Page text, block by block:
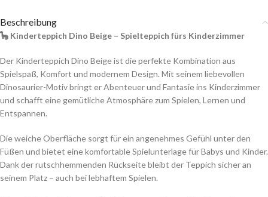
Beschreibung
🦕 Kinderteppich Dino Beige – Spielteppich fürs Kinderzimmer
Der Kinderteppich Dino Beige ist die perfekte Kombination aus
Spielspaß, Komfort und modernem Design. Mit seinem liebevollen
Dinosaurier-Motiv bringt er Abenteuer und Fantasie ins Kinderzimmer
und schafft eine gemütliche Atmosphäre zum Spielen, Lernen und
Entspannen.
Die weiche Oberfläche sorgt für ein angenehmes Gefühl unter den
Füßen und bietet eine komfortable Spielunterlage für Babys und Kinder.
Dank der rutschhemmenden Rückseite bleibt der Teppich sicher an
seinem Platz – auch bei lebhaftem Spielen.